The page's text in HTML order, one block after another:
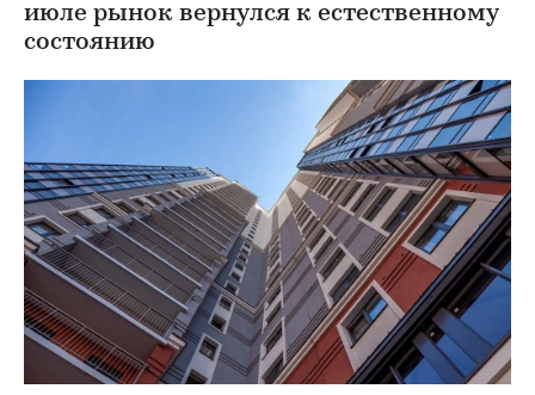
июле рынок вернулся к естественному
состоянию